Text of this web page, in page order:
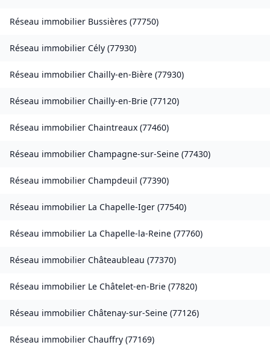
Réseau immobilier Bussières (77750)
Réseau immobilier Cély (77930)
Réseau immobilier Chailly-en-Bière (77930)
Réseau immobilier Chailly-en-Brie (77120)
Réseau immobilier Chaintreaux (77460)
Réseau immobilier Champagne-sur-Seine (77430)
Réseau immobilier Champdeuil (77390)
Réseau immobilier La Chapelle-Iger (77540)
Réseau immobilier La Chapelle-la-Reine (77760)
Réseau immobilier Châteaubleau (77370)
Réseau immobilier Le Châtelet-en-Brie (77820)
Réseau immobilier Châtenay-sur-Seine (77126)
Réseau immobilier Chauffry (77169)